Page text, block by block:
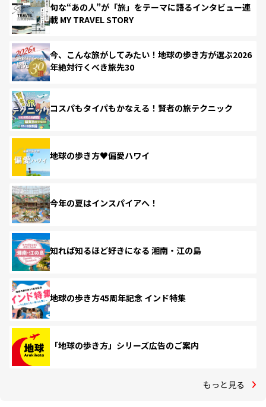
旬な“あの人”が「旅」をテーマに語るインタビュー連
載 MY TRAVEL STORY
今、こんな旅がしてみたい！地球の歩き方が選ぶ2026
年絶対行くべき旅先30
コスパもタイパもかなえる！賢者の旅テクニック
地球の歩き方♥偏愛ハワイ
今年の夏はインスパイアへ！
知れば知るほど好きになる 湘南・江の島
地球の歩き方45周年記念 インド特集
「地球の歩き方」シリーズ広告のご案内
もっと見る